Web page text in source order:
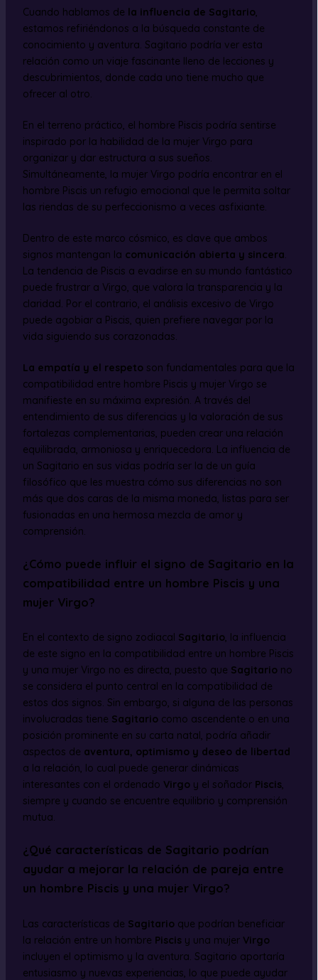
Cuando hablamos de la influencia de Sagitario,
estamos refiriéndonos a la búsqueda constante de
conocimiento y aventura. Sagitario podría ver esta
relación como un viaje fascinante lleno de lecciones y
descubrimientos, donde cada uno tiene mucho que
ofrecer al otro.
En el terreno práctico, el hombre Piscis podría sentirse
inspirado por la habilidad de la mujer Virgo para
organizar y dar estructura a sus sueños.
Simultáneamente, la mujer Virgo podría encontrar en el
hombre Piscis un refugio emocional que le permita soltar
las riendas de su perfeccionismo a veces asfixiante.
Dentro de este marco cósmico, es clave que ambos
signos mantengan la comunicación abierta y sincera
La tendencia de Piscis a evadirse en su mundo fantástico
puede frustrar a Virgo, que valora la transparencia y la
claridad. Por el contrario, el análisis excesivo de Virgo
puede agobiar a Piscis, quien prefiere navegar por la
vida siguiendo sus corazonadas.
La empatía y el respetoson fundamentales para que la
compatibilidad entre hombre Piscis y mujer Virgo se
manifieste en su máxima expresión. A través del
entendimiento de sus diferencias y la valoración de sus
fortalezas complementarias, pueden crear una relación
equilibrada, armoniosa y enriquecedora. La influencia de
un Sagitario en sus vidas podría ser la de un guía
filosófico que les muestra cómo sus diferencias no son
más que dos caras de la misma moneda, listas para ser
fusionadas en una hermosa mezcla de amor y
comprensión.
¿Cómo puede influir el signo de Sagitario en la
compatibilidad entre un hombre Piscis y una
mujer Virgo?
En el contexto de signo zodiacal Sagitario, la influencia
de este signo en la compatibilidad entre un hombre Piscis
y una mujer Virgo no es directa, puesto que Sagitariono
se considera el punto central en la compatibilidad de
estos dos signos. Sin embargo, si alguna de las personas
involucradas tiene Sagitariocomo ascendente o en una
posición prominente en su carta natal, podría añadir
aspectos de aventura, optimismo y deseo de libertad
a la relación, lo cual puede generar dinámicas
interesantes con el ordenado Virgoy el soñador Piscis,
siempre y cuando se encuentre equilibrio y comprensión
mutua.
¿Qué características de Sagitario podrían
ayudar a mejorar la relación de pareja entre
un hombre Piscis y una mujer Virgo?
Las características de Sagitarioque podrían beneficiar
la relación entre un hombre Piscisy una mujer Virgo
incluyen el optimismo y la aventura. Sagitario aportaría
entusiasmo y nuevas experiencias, lo que puede ayudar